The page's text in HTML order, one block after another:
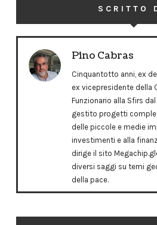
SCRITTO
Pino Cabras
Cinquantotto anni, ex
ex vicepresidente della
Funzionario alla Sfirs dal
gestito progetti
delle piccole e medie
investimenti e alla
dirige il sito
diversi saggi su temi
della pace.